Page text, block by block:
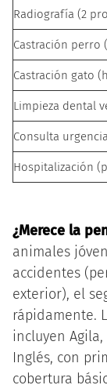
Radiografía (2
Castración perro
Castración gato
Limpieza dental
Consulta
Hospitalización
¿Merece la
animales
accidentes
exterior), el
rápidamente.
incluyen Agila,
Inglés, con
cobertura